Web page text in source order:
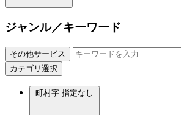
ジャンル／キーワード
その他サービス
カテゴリ選択
町村字 指定なし